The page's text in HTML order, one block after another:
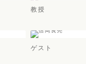
教授
ゲスト